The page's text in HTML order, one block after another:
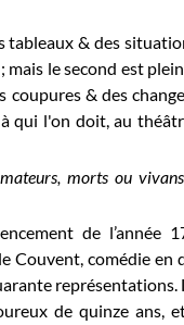
& des
le second est
& des
à qui l'on doit, au
morts ou
de l’année
Couvent, comédie
de quinze ans,